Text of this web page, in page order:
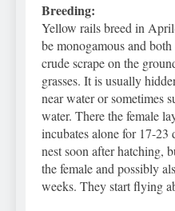
Breeding:
Yellow rails breed in
be monogamous and
crude scrape on the
grasses. It is usually
near water or sometimes
water. There the female
incubates alone for 17-23
nest soon after hatching,
the female and possibly
weeks. They start flying